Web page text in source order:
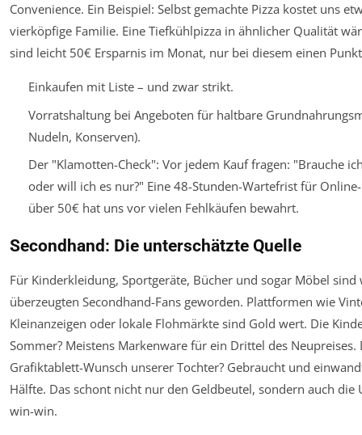
Convenience. Ein Beispiel: Selbst gemachte Pizza kostet uns
vierköpfige Familie. Eine Tiefkühlpizza in ähnlicher Qualität
sind leicht 50€ Ersparnis im Monat, nur bei diesem einen
Einkaufen mit Liste – und zwar strikt.
Vorratshaltung bei Angeboten für haltbare
Nudeln, Konserven).
Der "Klamotten-Check": Vor jedem Kauf fragen: "Brauche
oder will ich es nur?" Eine 48-Stunden-Wartefrist für
über 50€ hat uns vor vielen Fehlkäufen bewahrt.
Secondhand: Die unterschätzte Quelle
Für Kinderkleidung, Sportgeräte, Bücher und sogar Möbel sind
überzeugten Secondhand-Fans geworden. Plattformen wie
Kleinanzeigen oder lokale Flohmärkte sind Gold wert. Die
Sommer? Meistens Markenware für ein Drittel des Neupreises.
Grafiktablett-Wunsch unserer Tochter? Gebraucht und
Hälfte. Das schont nicht nur den Geldbeutel, sondern auch die
win-win.